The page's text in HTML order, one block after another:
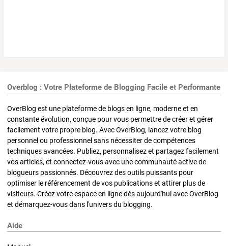
Overblog : Votre Plateforme de Blogging Facile et Performante
OverBlog est une plateforme de blogs en ligne, moderne et en
constante évolution, conçue pour vous permettre de créer et gérer
facilement votre propre blog. Avec OverBlog, lancez votre blog
personnel ou professionnel sans nécessiter de compétences
techniques avancées. Publiez, personnalisez et partagez facilement
vos articles, et connectez-vous avec une communauté active de
blogueurs passionnés. Découvrez des outils puissants pour
optimiser le référencement de vos publications et attirer plus de
visiteurs. Créez votre espace en ligne dès aujourd'hui avec OverBlog
et démarquez-vous dans l'univers du blogging.
Aide